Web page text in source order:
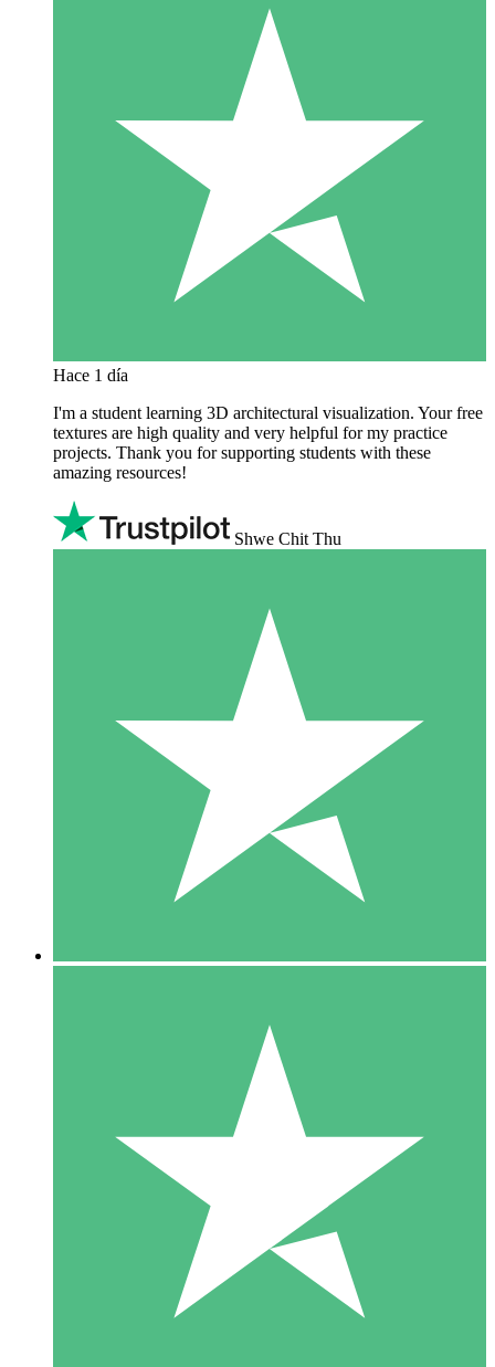
Hace 1 día
I'm a student learning 3D architectural visualization. Your free
textures are high quality and very helpful for my practice
projects. Thank you for supporting students with these
amazing resources!
Shwe Chit Thu